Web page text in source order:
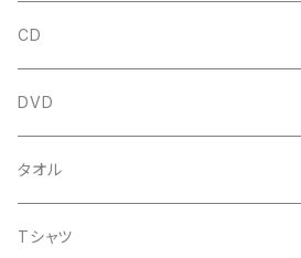
CD
アルバム
企画CD
シングル
DVD
タオル
菅沼温泉タオル
Tシャツ